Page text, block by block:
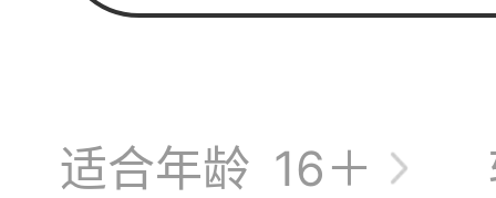
适合年龄 16＋